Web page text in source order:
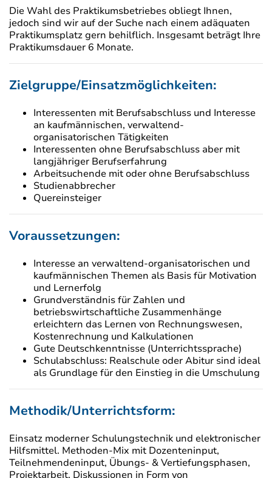
Die Wahl des Praktikumsbetriebes obliegt Ihnen,
jedoch sind wir auf der Suche nach einem adäquaten
Praktikumsplatz gern behilflich. Insgesamt beträgt Ihre
Praktikumsdauer 6 Monate.
Zielgruppe/Einsatzmöglichkeiten:
Interessenten mit Berufsabschluss und Interesse
an kaufmännischen, verwaltend-
organisatorischen Tätigkeiten
Interessenten ohne Berufsabschluss aber mit
langjähriger Berufserfahrung
Arbeitsuchende mit oder ohne Berufsabschluss
Studienabbrecher
Quereinsteiger
Voraussetzungen:
Interesse an verwaltend-organisatorischen und
kaufmännischen Themen als Basis für Motivation
und Lernerfolg
Grundverständnis für Zahlen und
betriebswirtschaftliche Zusammenhänge
erleichtern das Lernen von Rechnungswesen,
Kostenrechnung und Kalkulationen
Gute Deutschkenntnisse (Unterrichtssprache)
Schulabschluss: Realschule oder Abitur sind ideal
als Grundlage für den Einstieg in die Umschulung
Methodik/Unterrichtsform:
Einsatz moderner Schulungstechnik und elektronischer
Hilfsmittel. Methoden-Mix mit Dozenteninput,
Teilnehmendeninput, Übungs- & Vertiefungsphasen,
Projektarbeit, Diskussionen in Form von